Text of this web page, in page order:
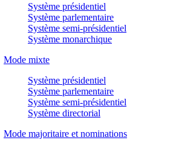
Système présidentiel
Système parlementaire
Système semi-présidentiel
Système monarchique
Mode mixte
Système présidentiel
Système parlementaire
Système semi-présidentiel
Système directorial
Mode majoritaire et nominations